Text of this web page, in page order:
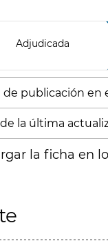
Adjudicada
publicación en
la última
la ficha en